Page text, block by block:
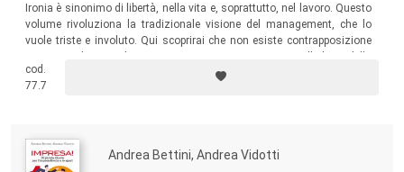
Ironia è sinonimo di libertà, nella vita e, soprattutto, nel lavoro. Questo
volume rivoluziona la tradizionale visione del management, che lo
vuole triste e involuto. Qui scoprirai che non esiste contrapposizione
capacità di gestire le risorse umane.
cod.
77.7
Andrea Bettini, Andrea Vidotti